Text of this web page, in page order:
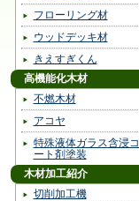
フローリング材
ウッドデッキ材
きえすぎくん
高機能化木材
不燃木材
アコヤ
特殊液体ガラス含浸コ
ート剤塗装
木材加工紹介
切削加工機